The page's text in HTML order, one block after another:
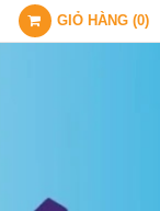
GIỎ HÀNG (0)